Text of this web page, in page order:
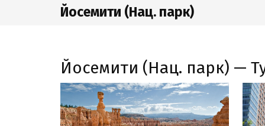
Йосемити (Нац. парк)
Йосемити (Нац. парк) —